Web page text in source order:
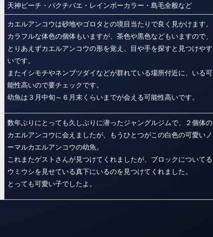
天神ビーチ・バクチバエ・レインボーカラー・島毛全般など
カエルアンコウは砂地やゴロタとの境目当たりで良く見かけます。
カラフルな体色の個体もいますが、茶色や黒色などもいますので、
とりあえずカエルアンコウの形を覚え、目や手を探すと見つけやす
いです。
またイシモチやネンブツダイなどが群れている場所付近に、いる可
能性高いので要チェックです。
幼魚は３月中旬～６月末くらいまでが会える可能性高いです。
数年ぶりにとっても久しぶりに潜ったジャングルジムで、２個体の
カエルアンコウに会えましたが、もうひとつがこの白色の可愛いノ
ーマルカエルアンコウの幼魚。
これまたゲストさんが見つけてくれましたが、ブロックについてる
ウミウシを見せている真下にいるのを見つけてくれました。
とっても可愛い子でしたよ。